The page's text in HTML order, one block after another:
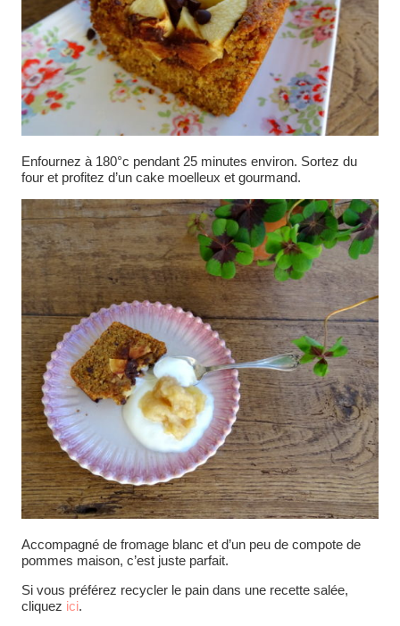
Enfournez à 180°c pendant 25 minutes environ. Sortez du
four et profitez d’un cake moelleux et gourmand.
Accompagné de fromage blanc et d’un peu de compote de
pommes maison, c’est juste parfait.
Si vous préférez recycler le pain dans une recette salée,
cliquez ici.